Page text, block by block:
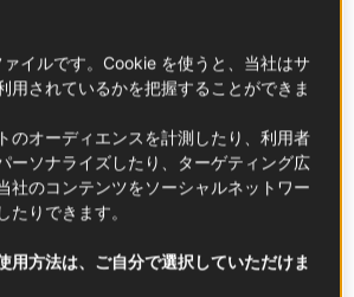
イルです。Cookie を使うと、当社はサ
用されているかを把握することができま
のオーディエンスを計測したり、利用者
ーソナライズしたり、ターゲティング広
社のコンテンツをソーシャルネットワー
たりできます。
用方法は、ご自分で選択していただけま